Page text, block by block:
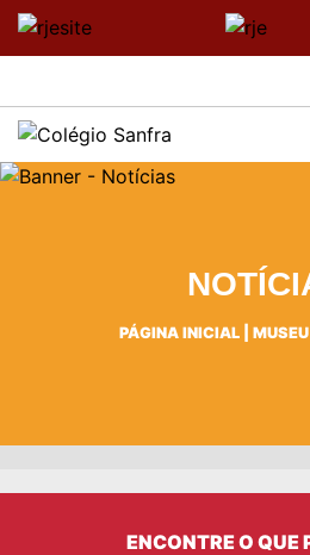
PÁGINA INICIAL|
ENCONTRE O QUE